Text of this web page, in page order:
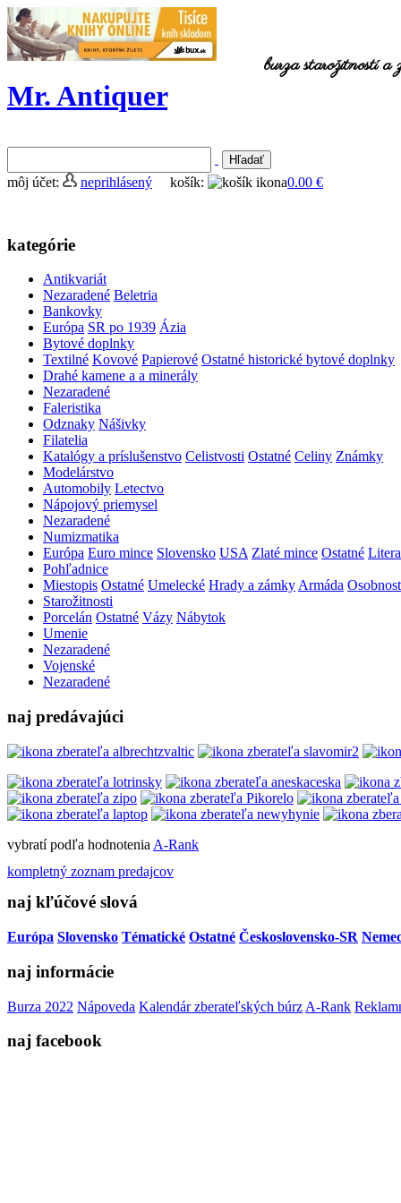
Mr. Antiquer
burza starožitností a
môj účet: neprihlásený košík: 0.00 €
kategórie
Antikvariát
Nezaradené Beletria
Bankovky
Európa SR po 1939 Ázia
Bytové doplnky
Textilné Kovové Papierové Ostatné historické bytové doplnky
Drahé kamene a a minerály
Nezaradené
Faleristika
Odznaky Nášivky
Filatelia
Katalógy a príslušenstvo Celistvosti Ostatné Celiny Známky
Modelárstvo
Automobily Letectvo
Nápojový priemysel
Nezaradené
Numizmatika
Európa Euro mince Slovensko USA Zlaté mince Ostatné
Pohľadnice
Miestopis Ostatné Umelecké Hrady a zámky Armáda
Starožitnosti
Porcelán Ostatné Vázy Nábytok
Umenie
Nezaradené
Vojenské
Nezaradené
naj predávajúci
vybratí podľa hodnotenia A-Rank
kompletný zoznam predajcov
naj kľúčové slová
Európa Slovensko Tématické Ostatné Československo-SR
naj informácie
Burza 2022 Nápoveda Kalendár zberateľských búrz A-Rank
naj facebook